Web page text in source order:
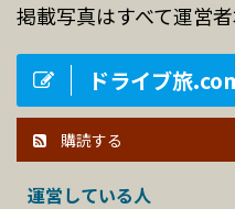
掲載写真はすべて運営
ドライブ旅
購読する
運営している人